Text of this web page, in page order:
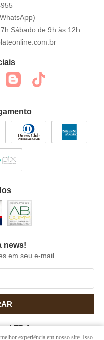
de 9h às 12h.
news!
em seu e-mail
LTDA
experiência em nosso site. Isso